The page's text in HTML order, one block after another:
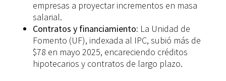
empresas a proyectar incrementos en masa
salarial.
Contratos y financiamiento: La Unidad de
Fomento (UF), indexada al IPC, subió más de
$78 en mayo 2025, encareciendo créditos
hipotecarios y contratos de largo plazo.